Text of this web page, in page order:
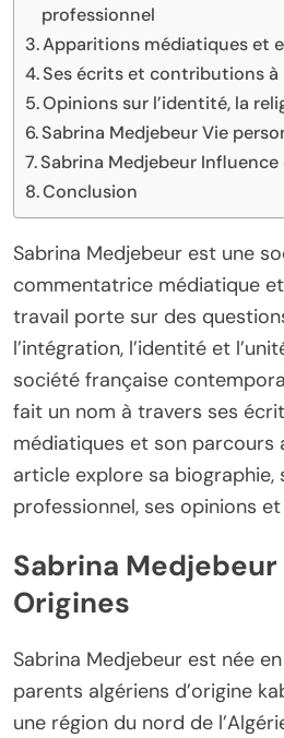
professionnel
Apparitions médiatiques et
Ses écrits et contributions à
Opinions sur l’identité, la
Sabrina Medjebeur Vie
Sabrina Medjebeur
Conclusion
Sabrina Medjebeur est une
commentatrice médiatique
travail porte sur des
l’intégration, l’identité et
société française
fait un nom à travers ses
médiatiques et son parcours
article explore sa biographie,
professionnel, ses opinions
Sabrina
Origines
Sabrina Medjebeur est née
parents algériens d’origine
une région du nord de